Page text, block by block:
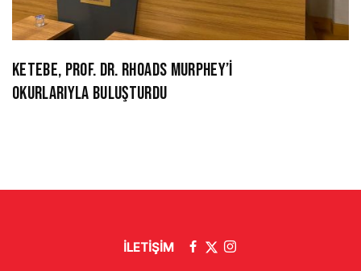
KETEBE, PROF. DR. RHOADS MURPHEY’İ
OKURLARIYLA BULUŞTURDU
İLETİŞİM